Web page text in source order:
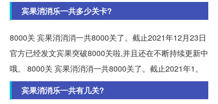
宾果消消乐一共多少关卡?
8000关 宾果消消消一共8000关了。截止2021年12月23日
官方已经发文宾果突破8000关啦,并且还在不断持续更新中
哦。 8000关 宾果消消消一共8000关了。截止2021年1。
宾果消消乐一共有几关?